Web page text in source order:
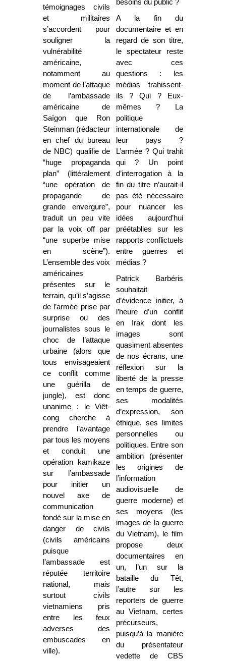
témoignages civils
et militaires
s’accordent pour
souligner la
vulnérabilité
américaine,
notamment au
moment de l’attaque
de l’ambassade
américaine de
Saïgon que Ron
Steinman (rédacteur
en chef du bureau
de NBC) qualifie de
“huge propaganda
plan” (littéralement
“une opération de
propagande de
grande envergure”,
traduit un peu vite
par la voix off par
“une superbe mise
en scène”).
L’ensemble des voix
américaines
présentes sur le
terrain, qu’il s’agisse
de l’armée prise par
surprise ou des
journalistes sous le
choc de l’attaque
urbaine (alors que
tous envisageaient
ce conflit comme
une guérilla de
jungle), est donc
unanime : le Viêt-
cong cherche à
prendre l’avantage
par tous les moyens
et conduit une
opération kamikaze
sur l’ambassade
pour initier un
nouvel axe de
communication
fondé sur la mise en
danger de civils
(civils américains
puisque
l’ambassade est
réputée territoire
national, mais
surtout civils
vietnamiens pris
entre les feux
adverses des
embuscades en
ville).
besoins du public ?
A la fin du
documentaire et en
regard de son titre,
le spectateur reste
avec ces
questions : les
médias trahissent-
ils ? Qui ? Eux-
mêmes ? La
politique
internationale de
leur pays ?
L’armée ? Qui trahit
qui ? Un point
d’interrogation à la
fin du titre n’aurait-il
pas été nécessaire
pour nuancer les
idées aujourd’hui
préétablies sur les
rapports conflictuels
entre guerres et
médias ?
Patrick Barbéris
souhaitait
d’évidence initier, à
l’heure d’un conflit
en Irak dont les
images sont
quasiment absentes
de nos écrans, une
réflexion sur la
liberté de la presse
en temps de guerre,
ses modalités
d’expression, son
éthique, ses limites
personnelles ou
politiques. Entre son
ambition (présenter
les origines de
l’information
audiovisuelle de
guerre moderne) et
ses moyens (les
images de la guerre
du Vietnam), le film
propose deux
documentaires en
un, l’un sur la
bataille du Têt,
l’autre sur les
reporters de guerre
au Vietnam, certes
précurseurs,
puisqu’à la manière
du présentateur
vedette de CBS